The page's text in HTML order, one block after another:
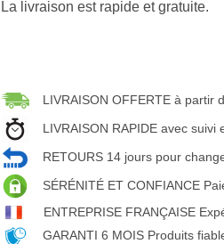
La livraison est rapide et gratuite.
LIVRAISON OFFERTE à partir
LIVRAISON RAPIDE avec suivi
RETOURS 14 jours pour
SÉRÉNITÉ ET CONFIANCE
ENTREPRISE FRANÇAISE
GARANTI 6 MOIS Produits